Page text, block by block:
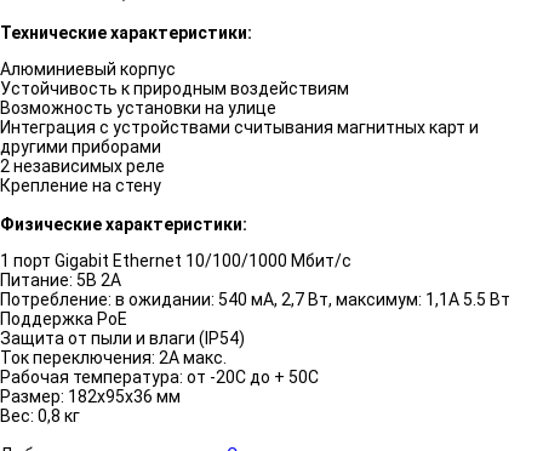
Технические характеристики:
Алюминиевый корпус
Устойчивость к природным воздействиям
Возможность установки на улице
Интеграция с устройствами считывания магнитных карт и
другими приборами
2 независимых реле
Крепление на стену
Физические характеристики:
1 порт Gigabit Ethernet 10/100/1000 Мбит/с
Питание: 5В 2А
Потребление: в ожидании: 540 мА, 2,7 Вт, максимум: 1,1А 5.5 Вт
Поддержка PoE
Защита от пыли и влаги (IP54)
Ток переключения: 2А макс.
Рабочая температура: от -20C до + 50C
Размер: 182х95х36 мм
Вес: 0,8 кг